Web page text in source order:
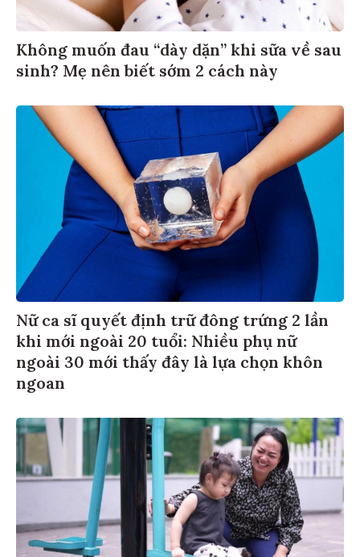
Không muốn đau “dày dặn” khi sữa về sau
sinh? Mẹ nên biết sớm 2 cách này
Nữ ca sĩ quyết định trữ đông trứng 2 lần
khi mới ngoài 20 tuổi: Nhiều phụ nữ
ngoài 30 mới thấy đây là lựa chọn khôn
ngoan